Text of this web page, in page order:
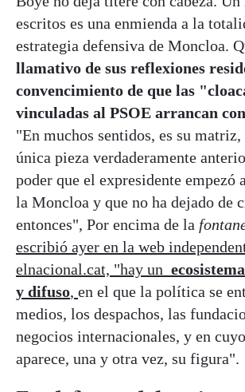
escritos es una enmienda a la
estrategia defensiva de Moncloa.
llamativo de sus reflexiones
convencimiento de que las
vinculadas al PSOE arrancan
"En muchos sentidos, es su matriz,
única pieza verdaderamente
poder que el expresidente empezó
la Moncloa y que no ha dejado de
entonces", Por encima de la
escribió ayer en la web
elnacional.cat, "hay un
y difuso, en el que la política se
medios, los despachos, las
negocios internacionales, y en
aparece, una y otra vez, su figura".